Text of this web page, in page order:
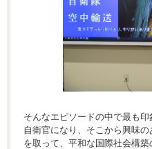
そんなエピソードの中で最も
自衛官になり、そこから興味
を取って、平和な国際社会構